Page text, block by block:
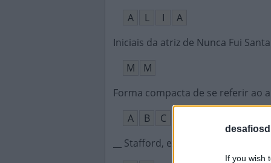
If you wish
A
L I
A
Iniciais da atriz de Nunca Fui Santa
M
M
Forma compacta de se referir ao
A
B
C
__ Stafford, explorador do